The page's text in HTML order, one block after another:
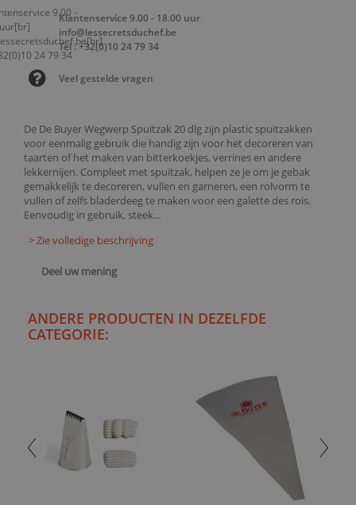
De De Buyer Wegwerp Spuitzak 20 dlg zijn plastic spuitzakken
voor eenmalig gebruik die handig zijn voor het decoreren van
taarten of het maken van bitterkoekjes, verrines en andere
lekkernijen. Compleet met spuitzak, helpen ze je om je gebak
gemakkelijk te decoreren, vullen en garneren, een rolvorm te
vullen of zelfs bladerdeeg te maken voor een galette des rois.
Eenvoudig in gebruik, steek...
> Zie volledige beschrijving
Deel uw mening
Klantenservice 9.00 - 18.00 uur
info@lessecretsduchef.be
Tel : +32(0)10 24 79 34
Veel gestelde vragen
ANDERE PRODUCTEN IN DEZELFDE
CATEGORIE: